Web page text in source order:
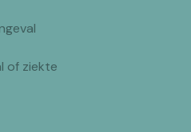
of ziekte